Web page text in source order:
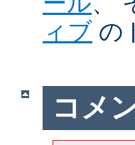
ィブ の
コメ